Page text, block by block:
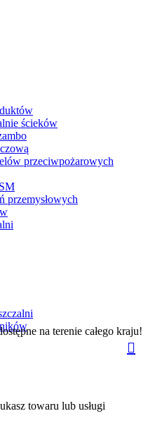
ścieków
przeciwpożarowych
przemysłowych
na terenie całego kraju!
towaru lub usługi